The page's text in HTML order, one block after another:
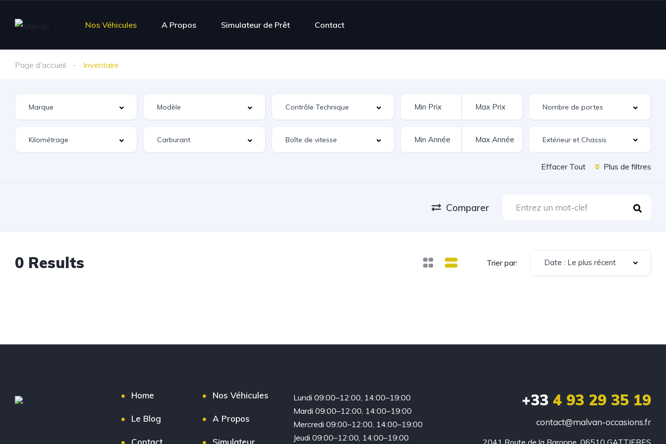
Nos Véhicules A Propos Simulateur de Prêt Contact
Page d'accueil Inventaire
Extérieur et Chassis
Effacer Tout Plus de filtres
Comparer
0 Results Trier par: Date : Le plus récent
Home Nos Véhicules
Le Blog A Propos
Contact Simulateur
Lundi 09:00–12:00, 14:00–19:00
Mardi 09:00–12:00, 14:00–19:00
Mercredi 09:00–12:00, 14:00–19:00
Jeudi 09:00–12:00, 14:00–19:00
+33 4 93 29 35 19
contact@malvan-occasions.fr
2041 Route de la Baronne, 06510 GATTIERES